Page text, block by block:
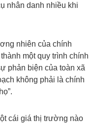
nhân danh nhiều khi
nhiên của chính
một quy trình chính
phản biện của toàn xã
không phải là chính
cái giá thị trường nào